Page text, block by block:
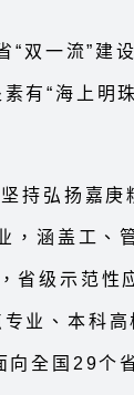
双一流”建
有“海上明
持弘扬嘉庚
涵盖工、
省级示范性
业、本科高
向全国29个